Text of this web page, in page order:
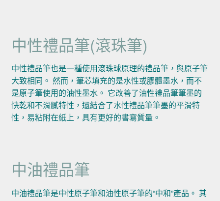
中性禮品筆(滾珠筆)
中性禮品筆也是一種使用滾珠球原理的禮品筆，與原子筆
大致相同。 然而，筆芯填充的是水性或膠體墨水，而不
是原子筆使用的油性墨水。 它改善了油性禮品筆筆墨的
快乾和不滑膩特性，還結合了水性禮品筆筆墨的平滑特
性，易粘附在紙上，具有更好的書寫質量。
中油禮品筆
中油禮品筆是中性原子筆和油性原子筆的“中和”產品。 其